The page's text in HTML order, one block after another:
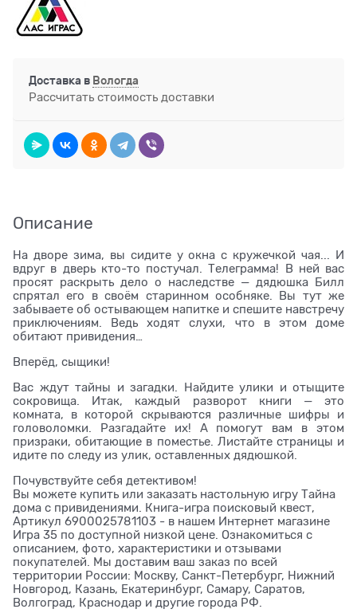
Доставка в Вологда
Рассчитать стоимость доставки
Описание
На дворе зима, вы сидите у окна с кружечкой чая... И
вдруг в дверь кто-то постучал. Телеграмма! В ней вас
просят раскрыть дело о наследстве — дядюшка Билл
спрятал его в своём старинном особняке. Вы тут же
забываете об остывающем напитке и спешите навстречу
приключениям. Ведь ходят слухи, что в этом доме
обитают привидения…
Вперёд, сыщики!
Вас ждут тайны и загадки. Найдите улики и отыщите
сокровища. Итак, каждый разворот книги — это
комната, в которой скрываются различные шифры и
головоломки. Разгадайте их! А помогут вам в этом
призраки, обитающие в поместье. Листайте страницы и
идите по следу из улик, оставленных дядюшкой.
Почувствуйте себя детективом!
Вы можете купить или заказать настольную игру Тайна
дома с привидениями. Книга-игра поисковый квест,
Артикул 6900025781103 - в нашем Интернет магазине
Игра 35 по доступной низкой цене. Ознакомиться с
описанием, фото, характеристики и отзывами
покупателей. Мы доставим ваш заказ по всей
территории России: Москву, Санкт-Петербург, Нижний
Новгород, Казань, Екатеринбург, Самару, Саратов,
Волгоград, Краснодар и другие города РФ.